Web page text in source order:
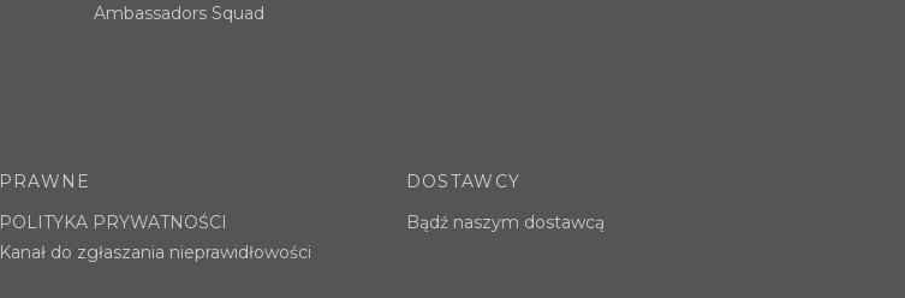
Ambassadors Squad
PRAWNE
POLITYKA PRYWATNOŚCI
Kanał do zgłaszania nieprawidłowości
DOSTAWCY
Bądź naszym dostawcą